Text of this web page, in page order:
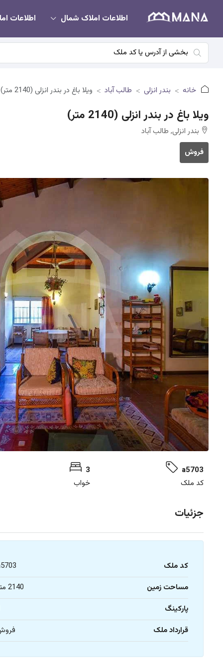
اطلاعات املاک شمال اطلاعات
خانه بندر انزلی طالب آباد ویلا باغ در بندر انزلی (2140 متر)
ویلا باغ در بندر انزلی (2140 متر)
بندر انزلی, طالب آباد
فروش
a5703
کد ملک
3
خواب
جزئیات
کد ملک
مساحت زمین
2140 متر
پارکینگ
قرارداد ملک